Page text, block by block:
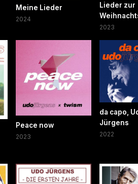
Meine Lieder
2024
Lieder zur
2023
Peace now
2023
da capo,
Jürgens
2022